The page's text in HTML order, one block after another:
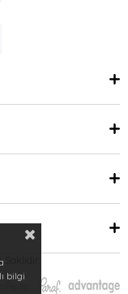
bilgi